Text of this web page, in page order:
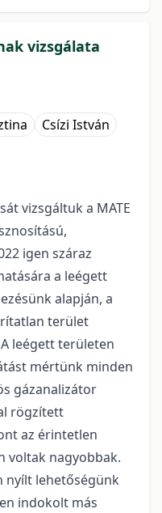
vizsgálata
Csízi István
vizsgáltuk a MATE
igen száraz
a leégett
alapján, a
terület
leégett területen
mértünk minden
gázanalizátor
rögzített
az érintetlen
voltak nagyobbak.
nyílt lehetőségünk
indokolt más